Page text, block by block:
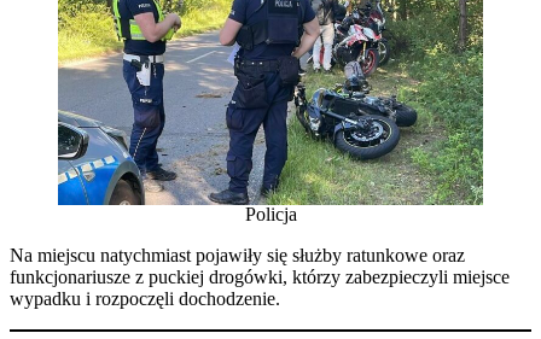
Policja
Na miejscu natychmiast pojawiły się służby ratunkowe oraz
funkcjonariusze z puckiej drogówki, którzy zabezpieczyli miejsce
wypadku i rozpoczęli dochodzenie.